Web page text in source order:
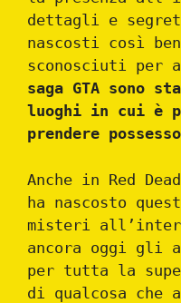
dettagli e
nascosti così
sconosciuti per
saga GTA sono
luoghi in cui è
prendere
Anche in Red
ha nascosto
misteri
ancora oggi gli
per tutta la
di qualcosa che